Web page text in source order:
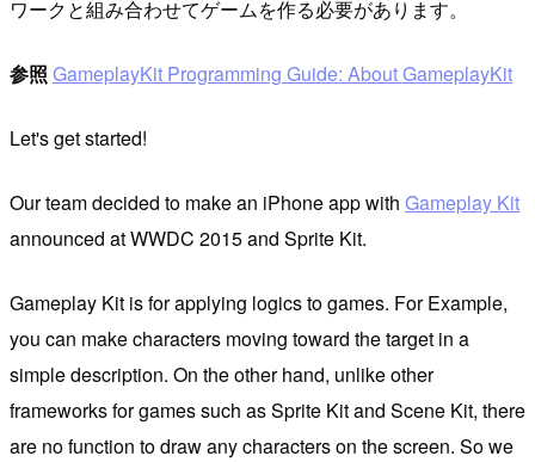
ワークと組み合わせてゲームを作る必要があります。
参照 GameplayKit Programming Guide: About GameplayKit
Let's get started!
Our team decided to make an iPhone app with Gameplay Kit
announced at WWDC 2015 and Sprite Kit.
Gameplay Kit is for applying logics to games. For Example,
you can make characters moving toward the target in a
simple description. On the other hand, unlike other
frameworks for games such as Sprite Kit and Scene Kit, there
are no function to draw any characters on the screen. So we